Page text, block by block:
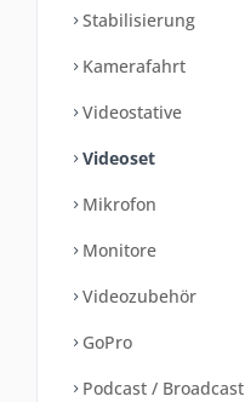
Stabilisierung
Kamerafahrt
Videostative
Videoset
Mikrofon
Monitore
Videozubehör
GoPro
Podcast / Broadcast